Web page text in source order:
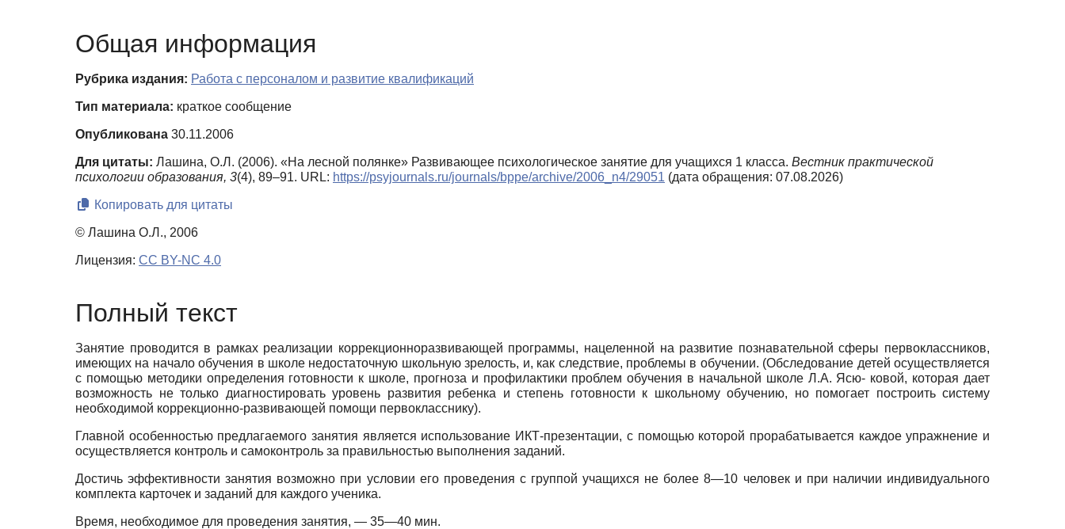
Общая информация
Рубрика издания: Работа с персоналом и развитие квалификаций
Тип материала: краткое сообщение
Опубликована 30.11.2006
Для цитаты: Лашина, О.Л. (2006). «На лесной полянке» Развивающее психологическое занятие для учащихся 1 класса. Вестник практической
психологии образования, 3(4), 89–91. URL: https://psyjournals.ru/journals/bppe/archive/2006_n4/29051 (дата обращения: 07.08.2026)
Копировать для цитаты
© Лашина О.Л., 2006
Лицензия: CC BY-NC 4.0
Полный текст
Занятие проводится в рамках реализации коррекционно­развивающей программы, нацеленной на развитие познавательной сферы первоклассников,
имеющих на начало обучения в школе недостаточную школьную зрелость, и, как следствие, проблемы в обучении. (Обследование детей осуществляется
с помощью методики определения готовности к школе, прогноза и профилактики проблем обучения в начальной школе Л.А. Ясю- ковой, которая дает
возможность не только диагностировать уровень развития ребенка и степень готовности к школьному обучению, но помогает построить систему
необходимой коррек­ционно-развивающей помощи первокласснику).
Главной особенностью предлагаемого занятия является использование ИКТ-презентации, с помощью которой прорабатывается каждое упражнение и
осуществляется контроль и самоконтроль за правильностью выполнения заданий.
Достичь эффективности занятия возможно при условии его проведения с группой учащихся не более 8—10 человек и при наличии индивидуального
комплекта карточек и заданий для каждого ученика.
Время, необходимое для проведения занятия, — 35—40 мин.